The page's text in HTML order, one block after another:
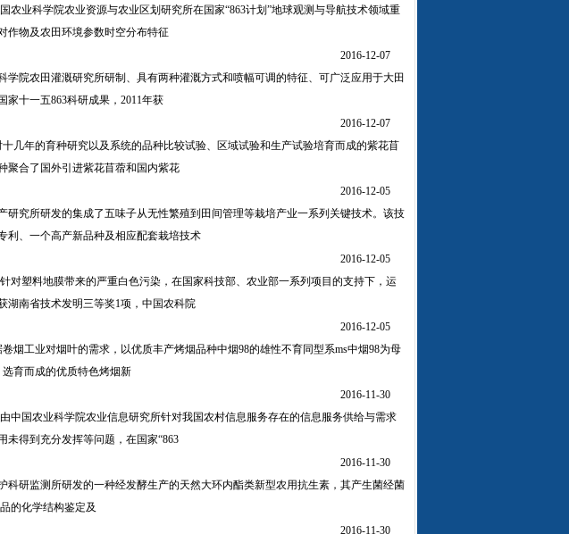
农业科学院农业资源与农业区划研究所在国家“863计划”地球观测与导航技术领域重
作物及农田环境参数时空分布特征
2016-12-07
院农田灌溉研究所研制、具有两种灌溉方式和喷幅可调的特征、可广泛应用于大田
十一五863科研成果，2011年获
2016-12-07
几年的育种研究以及系统的品种比较试验、区域试验和生产试验培育而成的紫花苜
合了国外引进紫花苜蓿和国内紫花
2016-12-05
研究所研发的集成了五味子从无性繁殖到田间管理等栽培产业一系列关键技术。该技
利、一个高产新品种及相应配套栽培技术
2016-12-05
对塑料地膜带来的严重白色污染，在国家科技部、农业部一系列项目的支持下，运
湖南省技术发明三等奖1项，中国农科院
2016-12-05
烟工业对烟叶的需求，以优质丰产烤烟品种中烟98的雄性不育同型系ms中烟98为母
育而成的优质特色烤烟新
2016-11-30
中国农业科学院农业信息研究所针对我国农村信息服务存在的信息服务供给与需求
未得到充分发挥等问题，在国家“863
2016-11-30
科研监测所研发的一种经发酵生产的天然大环内酯类新型农用抗生素，其产生菌经菌
的化学结构鉴定及
2016-11-30